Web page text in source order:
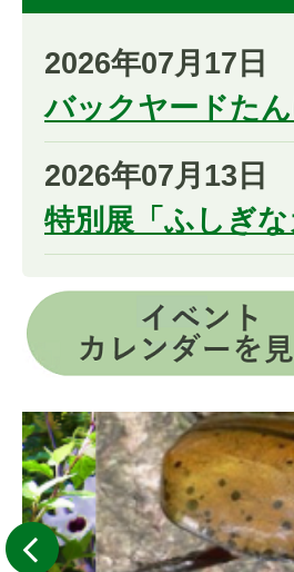
2026年07月17日
バックヤードた
2026年07月13日
特別展「ふしぎな
前へ